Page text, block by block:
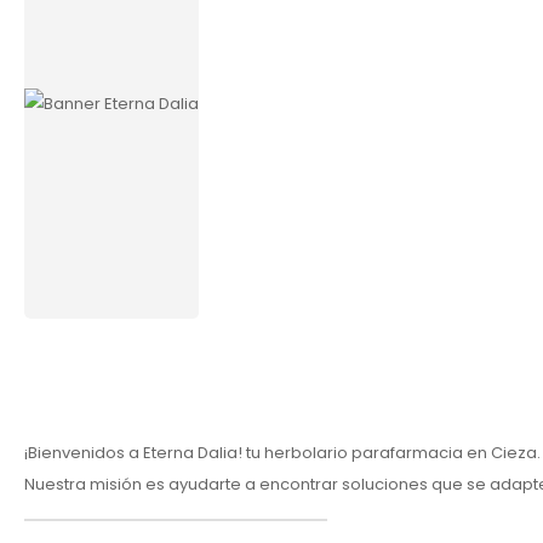
¡Bienvenidos a Eterna Dalia! tu herbolario parafarmacia en
Nuestra misión es ayudarte a encontrar soluciones que se